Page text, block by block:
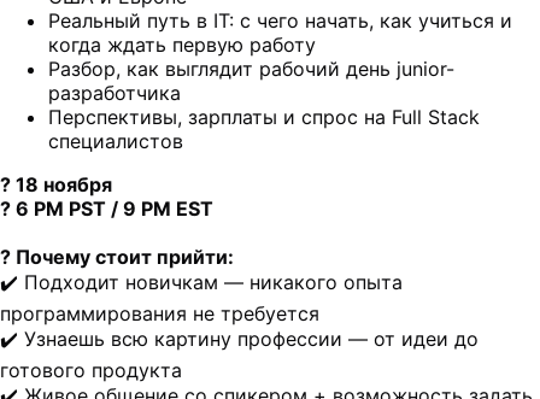
Реальный путь в IT: с чего начать, как учиться и
когда ждать первую работу
Разбор, как выглядит рабочий день junior-
разработчика
Перспективы, зарплаты и спрос на Full Stack
специалистов
? 18 ноября
? 6 PM PST / 9 PM EST
? Почему стоит прийти:
✔️ Подходит новичкам — никакого опыта
программирования не требуется
✔️ Узнаешь всю картину профессии — от идеи до
готового продукта